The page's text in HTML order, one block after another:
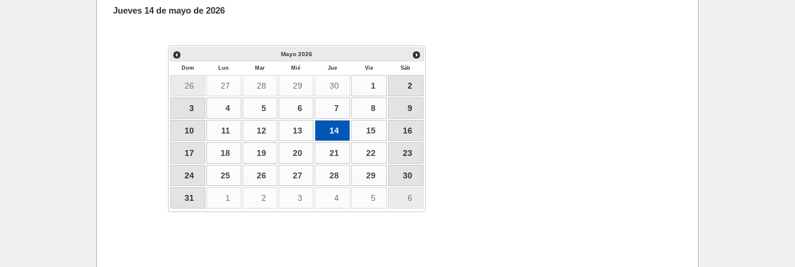
Jueves 14 de mayo de 2026
Mayo 2026
Dom Lun Mar Mié Jue Vie Sáb
26 27 28 29 30 1 2
3 4 5 6 7 8 9
10 11 12 13 14 15 16
17 18 19 20 21 22 23
24 25 26 27 28 29 30
31 1 2 3 4 5 6